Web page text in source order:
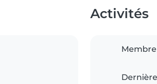
Activités